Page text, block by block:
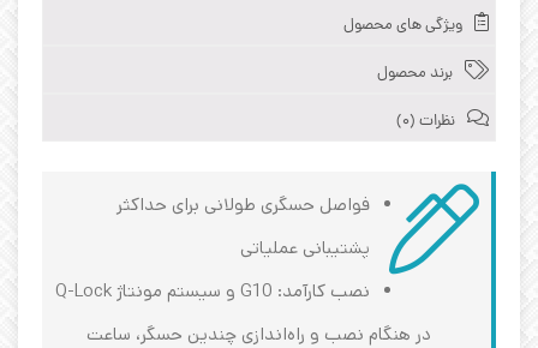
ویژگی های محصول
برند محصول
نظرات (0)
فواصل حسگری طولانی برای حداکثر
پشتیبانی عملیاتی
نصب کارآمد: G10 و سیستم مونتاژ Q-Lock
در هنگام نصب و راه‌اندازی چندین حسگر، ساعت‌